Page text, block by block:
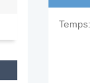
Temps: